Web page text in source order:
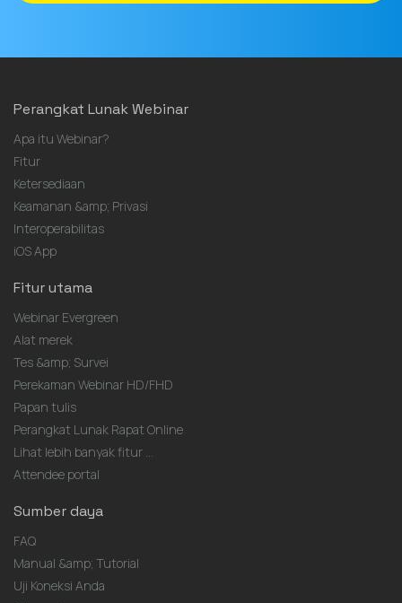
Perangkat Lunak Webinar
Apa itu Webinar?
Fitur
Ketersediaan
Keamanan &amp; Privasi
Interoperabilitas
iOS App
Fitur utama
Webinar Evergreen
Alat merek
Tes &amp; Survei
Perekaman Webinar HD/FHD
Papan tulis
Perangkat Lunak Rapat Online
Lihat lebih banyak fitur ...
Attendee portal
Sumber daya
FAQ
Manual &amp; Tutorial
Uji Koneksi Anda